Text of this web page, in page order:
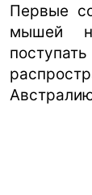
Первые
мышей